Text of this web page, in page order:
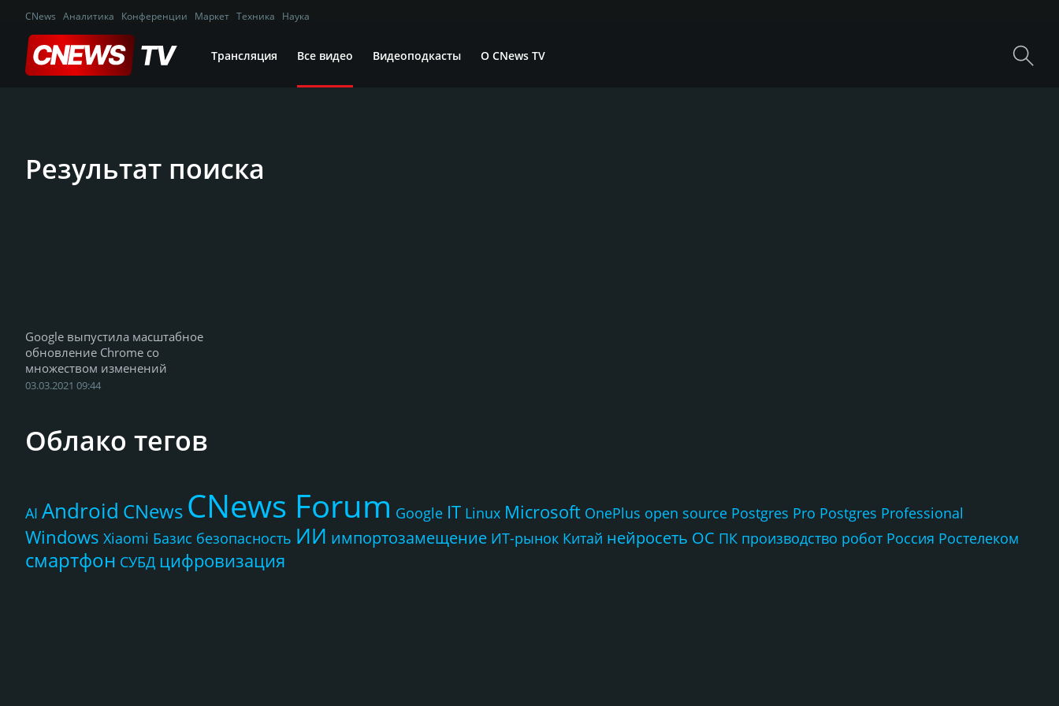
CNews Аналитика Конференции Маркет Техника Наука
Трансляция Все видео Видеоподкасты О CNews TV
Результат поиска
Google выпустила масштабное
обновление Chrome со
множеством изменений
03.03.2021 09:44
Облако тегов
AI Android CNews CNews Forum Google IT Linux Microsoft OnePlus open source Postgres Pro Postgres Professional
Windows Xiaomi Базис безопасность ИИ импортозамещение ИТ-рынок Китай нейросеть ОС ПК производство робот Россия Ростелеком
смартфон СУБД цифровизация